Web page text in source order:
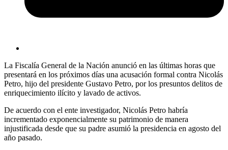
La Fiscalía General de la Nación anunció en las últimas horas que
presentará en los próximos días una acusación formal contra Nicolás
Petro, hijo del presidente Gustavo Petro, por los presuntos delitos de
enriquecimiento ilícito y lavado de activos.
De acuerdo con el ente investigador, Nicolás Petro habría
incrementado exponencialmente su patrimonio de manera
injustificada desde que su padre asumió la presidencia en agosto del
año pasado.